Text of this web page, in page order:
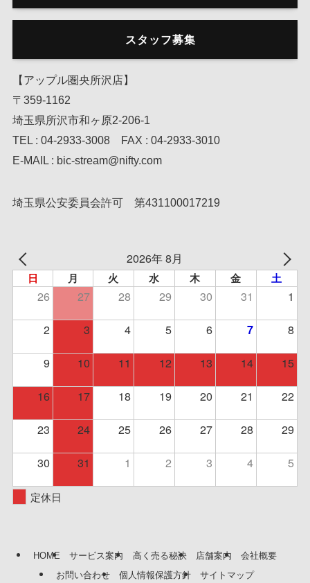
スタッフ募集
【アップル圏央所沢店】
〒359-1162
埼玉県所沢市和ヶ原2-206-1
TEL : 04-2933-3008 FAX : 04-2933-3010
E-MAIL : bic-stream@nifty.com
埼玉県公安委員会許可 第431100017219
2026年 8月
日 月 火 水 木 金 土
26 27 28 29 30 31
1
2
3 4 5 6 7
8
9
10 11 12 13 14
15
16
17 18 19 20 21
22
23
24 25 26 27 28
29
30
31 1 2 3 4 5
定休日
HOME サービス案内 高く売る秘訣 店舗案内
会社概要
お問い合わせ
個人情報保護方針 サイトマップ